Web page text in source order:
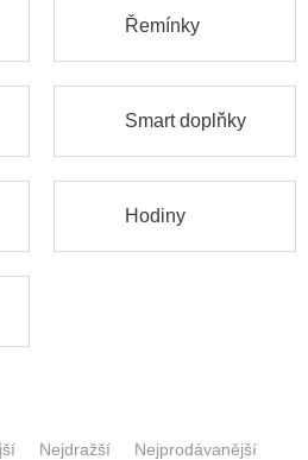
Řemínky
Smart doplňky
Hodiny
Nejdražší Nejprodávanější